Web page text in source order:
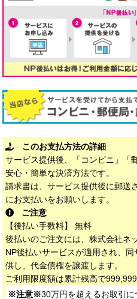
このお支払方法の詳細
サービス提供後、「コンビニ」「
安心・簡単な決済方法です。
請求書は、サービス提供後に郵送
にお支払いをお願いします。
ご注意
【後払い手数料】 無料
後払いのご注文には、株式会社ネ
NP後払いサービスが適用され、
供し、代金債権を譲渡します。
ご利用限度額は累計残高で
※注意※30万円を超えるお取引